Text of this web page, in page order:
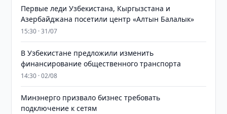
Первые леди Узбекистана, Кыргызстана и
Азербайджана посетили центр «Алтын Балалык»
15:30 · 31/07
В Узбекистане предложили изменить
финансирование общественного транспорта
14:30 · 02/08
Минэнерго призвало бизнес требовать
подключение к сетям